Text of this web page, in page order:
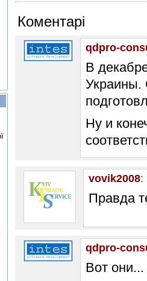
Коментарі
qdpro-
В
Украины.
Ну и
vovik2008:
Правда
qdpro-
Вот они...